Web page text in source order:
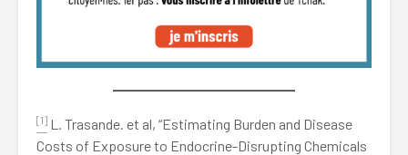
[1] L. Trasande. et al, “Estimating Burden and Disease
Costs of Exposure to Endocrine-Disrupting Chemicals